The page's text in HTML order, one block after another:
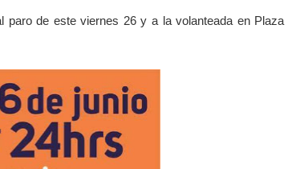
paro de este viernes 26 y a la volanteada en Plaza